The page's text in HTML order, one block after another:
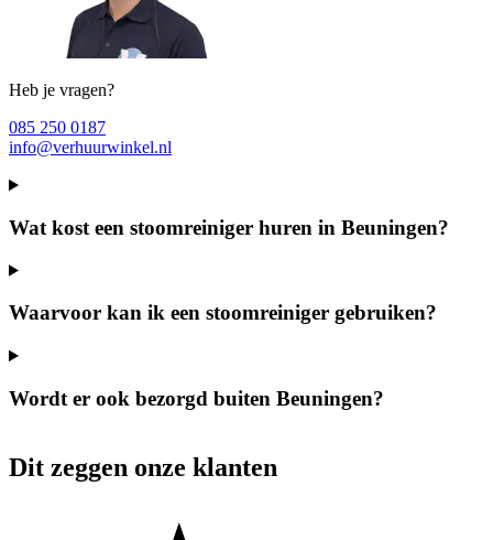
Heb je vragen?
085 250 0187
info@verhuurwinkel.nl
Wat kost een stoomreiniger huren in Beuningen?
Waarvoor kan ik een stoomreiniger gebruiken?
Wordt er ook bezorgd buiten Beuningen?
Dit zeggen onze klanten